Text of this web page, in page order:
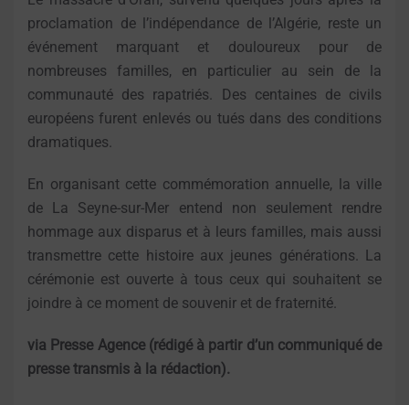
proclamation de l’indépendance de l’Algérie, reste un
événement marquant et douloureux pour de
nombreuses familles, en particulier au sein de la
communauté des rapatriés. Des centaines de civils
européens furent enlevés ou tués dans des conditions
dramatiques.
En organisant cette commémoration annuelle, la ville
de La Seyne-sur-Mer entend non seulement rendre
hommage aux disparus et à leurs familles, mais aussi
transmettre cette histoire aux jeunes générations. La
cérémonie est ouverte à tous ceux qui souhaitent se
joindre à ce moment de souvenir et de fraternité.
via Presse Agence (rédigé à partir d’un communiqué de
presse transmis à la rédaction).